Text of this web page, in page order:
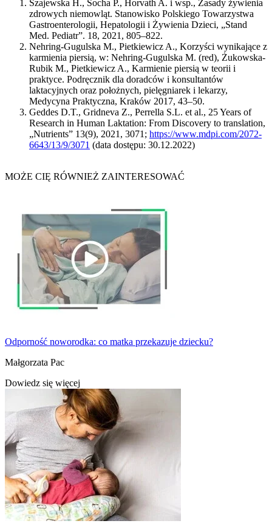
Szajewska H., Socha P., Horvath A. i wsp., Zasady żywienia
zdrowych niemowląt. Stanowisko Polskiego Towarzystwa
Gastroenterologii, Hepatologii i Żywienia Dzieci, „Stand
Med. Pediatr”. 18, 2021, 805–822.
Nehring-Gugulska M., Pietkiewicz A., Korzyści wynikające z
karmienia piersią, w: Nehring-Gugulska M. (red), Żukowska-
Rubik M., Pietkiewicz A., Karmienie piersią w teorii i
praktyce. Podręcznik dla doradców i konsultantów
laktacyjnych oraz położnych, pielęgniarek i lekarzy,
Medycyna Praktyczna, Kraków 2017, 43–50.
Geddes D.T., Gridneva Z., Perrella S.L. et al., 25 Years of
Research in Human Laktation: From Discovery to translation,
„Nutrients” 13(9), 2021, 3071; https://www.mdpi.com/2072-
6643/13/9/3071 (data dostępu: 30.12.2022)
MOŻE CIĘ RÓWNIEŻ ZAINTERESOWAĆ
Odporność noworodka: co matka przekazuje dziecku?
Małgorzata Pac
Dowiedz się więcej